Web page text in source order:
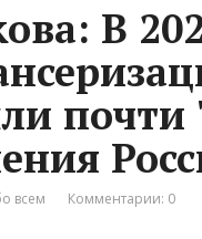
В
почти
всем Комментарии: 0